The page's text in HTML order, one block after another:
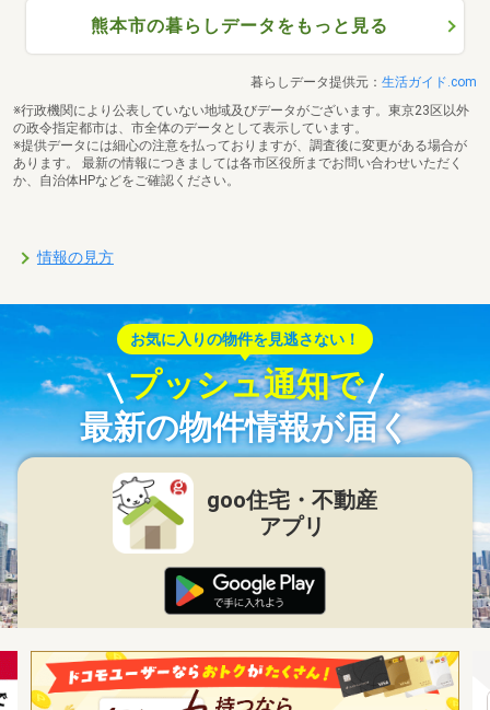
熊本市の暮らしデータをもっと見る
暮らしデータ提供元： 生活ガイド.com
※行政機関により公表していない地域及びデータがございます。東京23区以外
の政令指定都市は、市全体のデータとして表示しています。
※提供データには細心の注意を払っておりますが、調査後に変更がある場合が
あります。 最新の情報につきましては各市区役所までお問い合わせいただく
か、自治体HPなどをご確認ください。
情報の見方
お気に入りの物件を見逃さない！
プッシュ通知で
最新の物件情報が届く
goo住宅・不動産
アプリ